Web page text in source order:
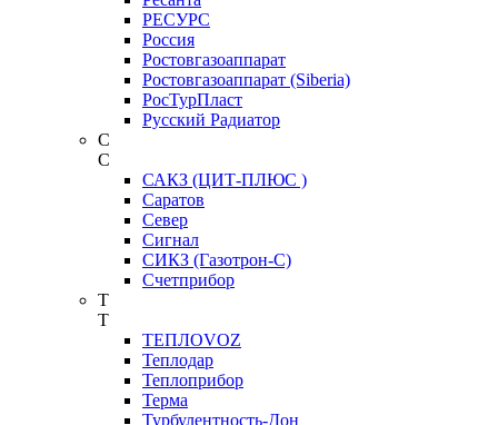
РЕСУРС
Россия
Ростовгазоаппарат
Ростовгазоаппарат (Siberia)
РосТурПласт
Русский Радиатор
С
С
САКЗ (ЦИТ-ПЛЮС )
Саратов
Север
Сигнал
СИКЗ (Газотрон-С)
Счетприбор
Т
Т
ТЕПЛОVOZ
Теплодар
Теплоприбор
Терма
Турбулентность-Дон